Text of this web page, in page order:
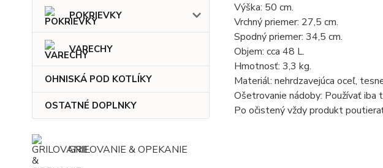
POKRIEVKY
VARECHY
OHNISKÁ POD KOTLÍKY
OSTATNÉ DOPLNKY
GRILOVANIE & OPEKANIE
Výška: 50 cm.
Vrchný priemer: 27,5 cm.
Spodný priemer: 34,5 cm.
Objem: cca 48 L.
Hmotnosť: 3,3 kg.
Materiál: nehrdzavejúca oceľ,
Ošetrovanie nádoby: Používať
Po očistený vždy produkt